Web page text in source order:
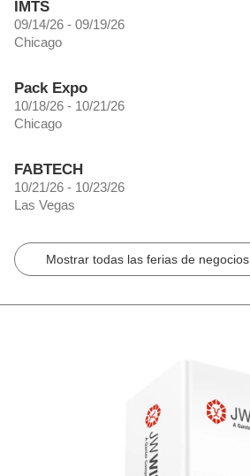
IMTS
09/14/26 - 09/19/26
Chicago
Pack Expo
10/18/26 - 10/21/26
Chicago
FABTECH
10/21/26 - 10/23/26
Las Vegas
Mostrar todas las ferias de negocios